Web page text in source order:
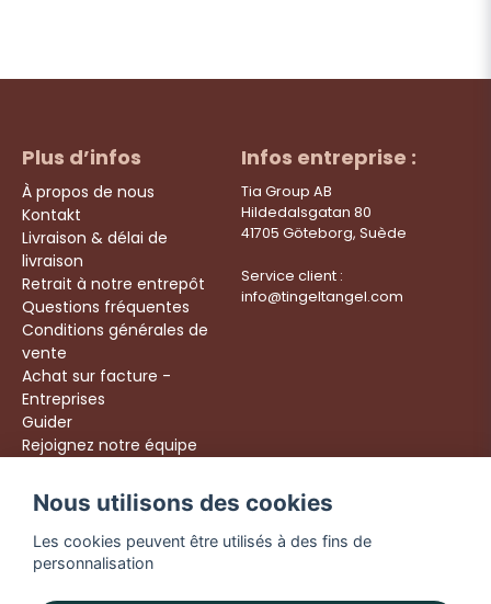
Plus d’infos
À propos de nous
Kontakt
Livraison & délai de
livraison
Retrait à notre entrepôt
Questions fréquentes
Conditions générales de
vente
Achat sur facture -
Entreprises
Guider
Rejoignez notre équipe
Infos entreprise :
Tia Group AB
Hildedalsgatan 80
41705 Göteborg, Suède
Service client :
info@tingeltangel.com
Följ oss:
Facebook
Livraison rapide
Achats sécurisés
Nous utilisons des cookies
Les cookies peuvent être utilisés à des fins de
personnalisation